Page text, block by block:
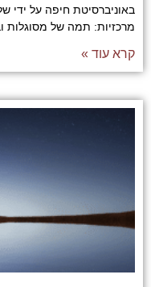
באוניברסיטת חיפה על ידי
מרכזיות: תמה של מסוגלות
קרא עוד »